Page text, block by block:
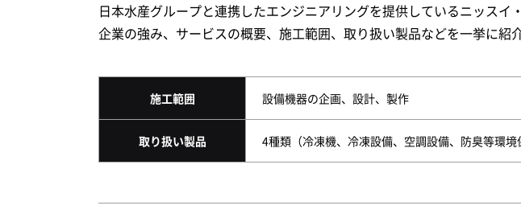
日本水産グループと連携したエンジニアリングを提供しているニッスイ
企業の強み、サービスの概要、施工範囲、取り扱い製品などを一挙に紹
施工範囲 設備機器の企画、設計、製作
取り扱い製品 4種類（冷凍機、冷凍設備、空調設備、防臭等環境